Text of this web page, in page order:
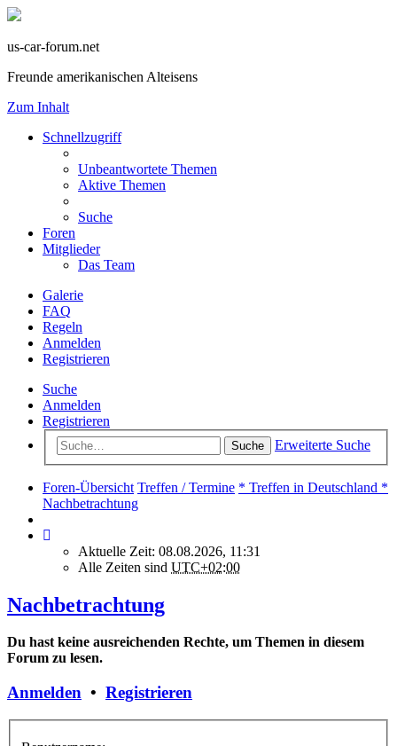
us-car-forum.net
Freunde amerikanischen Alteisens
Zum Inhalt
Schnellzugriff
Unbeantwortete Themen
Aktive Themen
Suche
Foren
Mitglieder
Das Team
Galerie
FAQ
Regeln
Anmelden
Registrieren
Suche
Anmelden
Registrieren
Suche Erweiterte Suche
Foren-Übersicht Treffen / Termine * Treffen in Deutschland *
Nachbetrachtung
Aktuelle Zeit: 08.08.2026, 11:31
Alle Zeiten sind UTC+02:00
Nachbetrachtung
Du hast keine ausreichenden Rechte, um Themen in diesem
Forum zu lesen.
Anmelden • Registrieren